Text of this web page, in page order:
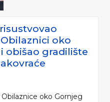
oko
obišao gradilište
oko Gornjeg